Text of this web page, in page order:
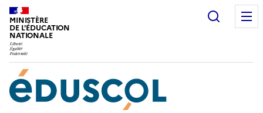
Gestion de vos préférences sur les cookies
MINISTÈRE
DE L'ÉDUCATION
NATIONALE